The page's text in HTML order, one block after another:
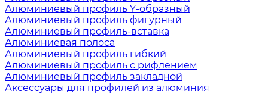
Алюминиевый профиль Y-образный
Алюминиевый профиль фигурный
Алюминиевый профиль-вставка
Алюминиевая полоса
Алюминиевый профиль гибкий
Алюминиевый профиль с рифлением
Алюминиевый профиль закладной
Аксессуары для профилей из алюминия